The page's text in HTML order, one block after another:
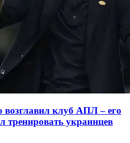
возглавил клуб АПЛ – его
тренировать украинцев